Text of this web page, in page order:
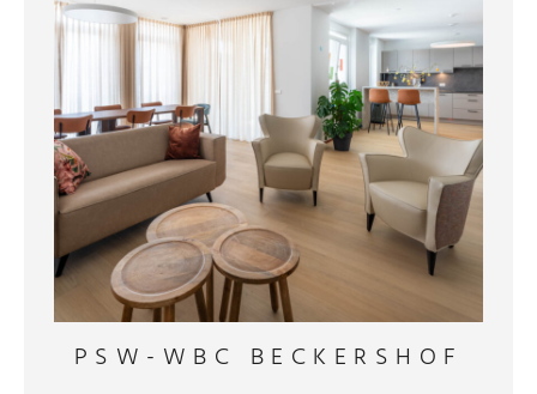
PSW-WBC BECKERSHOF